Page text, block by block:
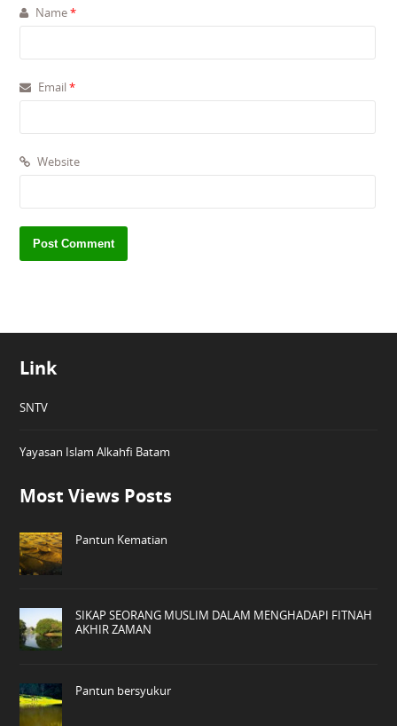
Name*
Email*
Website
Link
SNTV
Yayasan Islam Alkahfi Batam
Most Views Posts
Pantun Kematian
SIKAP SEORANG MUSLIM DALAM MENGHADAPI FITNAH
AKHIR ZAMAN
Pantun bersyukur